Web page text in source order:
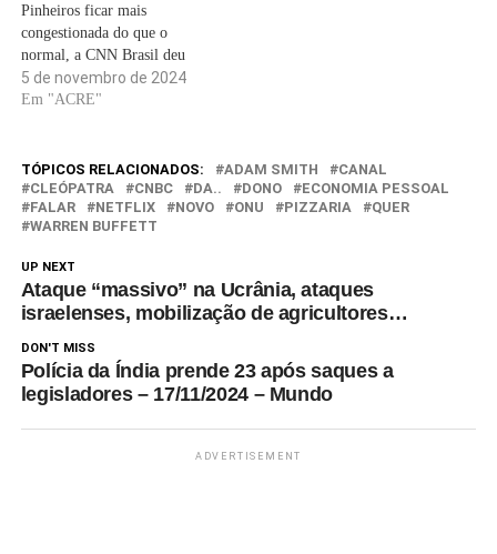
Pinheiros ficar mais
congestionada do que o
normal, a CNN Brasil deu
largada na noite de segunda-
feira (4) a seu canal de
transmissão da festa, que
reuniu autoridades e…
5 de novembro de 2024
Em "ACRE"
TÓPICOS RELACIONADOS: ADAM SMITH
CANAL
CLEÓPATRA
CNBC DA.. DONO
ECONOMIA PESSOAL
FALAR
NETFLIX NOVO ONU PIZZARIA
QUER
WARREN BUFFETT
UP NEXT
Ataque “massivo” na Ucrânia, ataques
israelenses, mobilização de agricultores…
DON'T MISS
Polícia da Índia prende 23 após saques a
legisladores – 17/11/2024 – Mundo
ADVERTISEMENT